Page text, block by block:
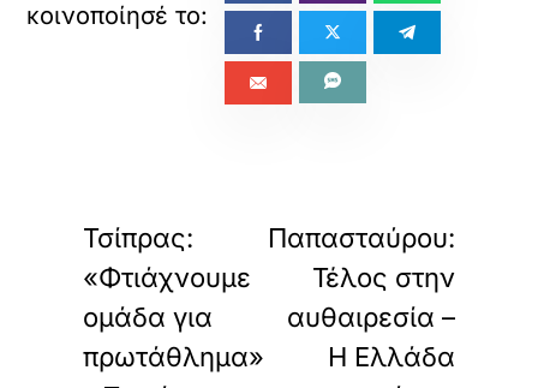
Τσίπρας:
«Φτιάχνουμε
ομάδα για
πρωτάθλημα»
Παπασταύρου:
Τέλος στην
αυθαιρεσία –
Η Ελλάδα